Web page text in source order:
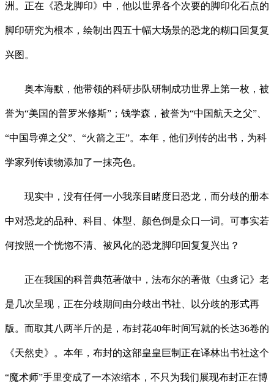
洲。正在《恐龙脚印》中，他以世界各个次要的脚印化石点的
脚印研究为根本，绘制出四五十幅大场景的恐龙的糊口回复复
兴图。
奥本海默，他带领的科研步队研制成功世界上第一枚，被
誉为“美国的普罗米修斯”；钱学森，被誉为“中国航天之父”、
“中国导弹之父”、“火箭之王”。本年，他们列传的出书，为科
学家列传读物添加了一抹亮色。
现实中，没有任何一小我亲目睹度日恐龙，而分歧的册本
中对恐龙的品种、科目、体型、颜色倒是众口一词。可事实若
何按照一个恍惚不清、被风化的恐龙脚印回复复兴出？
正在我国的科普典范著做中，法布尔的著做《虫豸记》老
是几次呈现，正在分歧期间由分歧出书社、以分歧的形式再
版。而取其八两半斤的是，布封花40年时间写就的长达36卷的
《天然史》。本年，布封的这部皇皇巨制正在译林出书社这个
“魔术师”手里变成了一本浓缩本，不只为我们展现布封正在博